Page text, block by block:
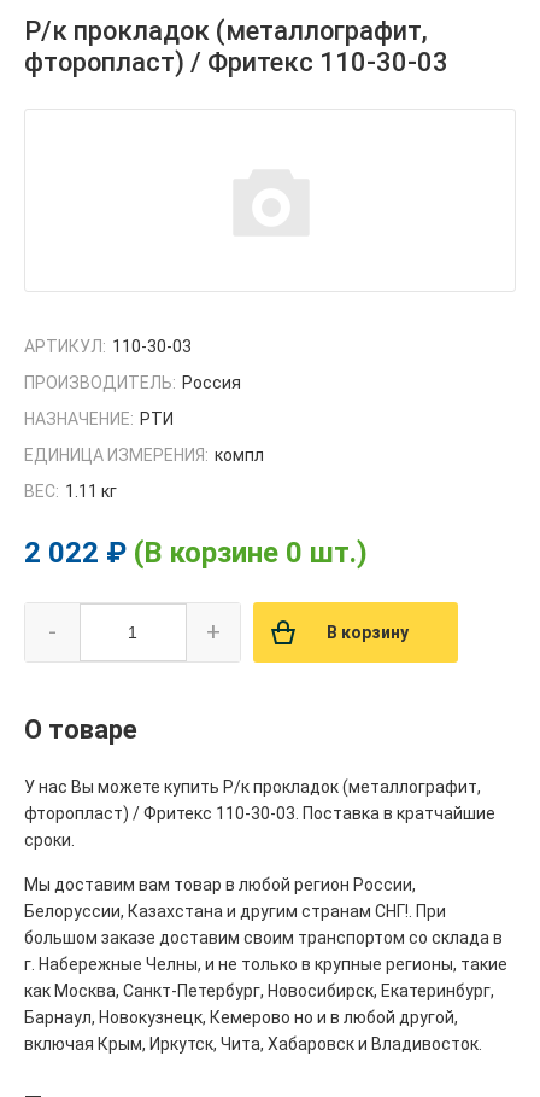
Р/к прокладок (металлографит,
фторопласт) / Фритекс 110-30-03
АРТИКУЛ: 110-30-03
ПРОИЗВОДИТЕЛЬ: Россия
НАЗНАЧЕНИЕ: РТИ
ЕДИНИЦА ИЗМЕРЕНИЯ: компл
ВЕС: 1.11 кг
2 022 ₽ (В корзине 0 шт.)
- + В корзину
О товаре
У нас Вы можете купить Р/к прокладок (металлографит,
фторопласт) / Фритекс 110-30-03. Поставка в кратчайшие
сроки.
Мы доставим вам товар в любой регион России,
Белоруссии, Казахстана и другим странам СНГ!. При
большом заказе доставим своим транспортом со склада в
г. Набережные Челны, и не только в крупные регионы, такие
как Москва, Санкт-Петербург, Новосибирск, Екатеринбург,
Барнаул, Новокузнецк, Кемерово но и в любой другой,
включая Крым, Иркутск, Чита, Хабаровск и Владивосток.